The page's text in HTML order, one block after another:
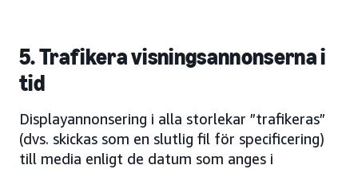
5. Trafikera visningsannonserna i
tid
Displayannonsering i alla storlekar ”trafikeras”
(dvs. skickas som en slutlig fil för specificering)
till media enligt de datum som anges i